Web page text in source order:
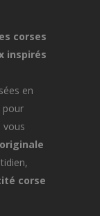
corses
inspirés
en
pour
vous
corse